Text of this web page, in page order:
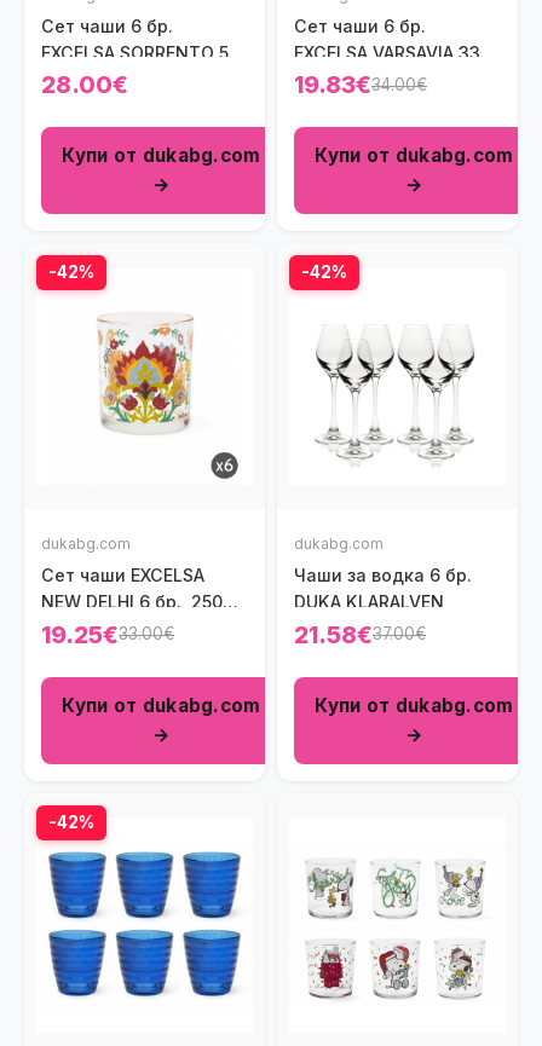
Сет чаши 6 бр.
EXCELSA SORRENTO 57
мл.
28.00€
Купи от dukabg.com
→
Сет чаши 6 бр.
EXCELSA VARSAVIA 330
мл.
19.83€34.00€
Купи от dukabg.com
→
-42%
dukabg.com
Сет чаши EXCELSA
NEW DELHI 6 бр., 250
мл.
19.25€33.00€
Купи от dukabg.com
→
-42%
dukabg.com
Чаши за водка 6 бр.
DUKA KLARALVEN
21.58€37.00€
Купи от dukabg.com
→
-42%